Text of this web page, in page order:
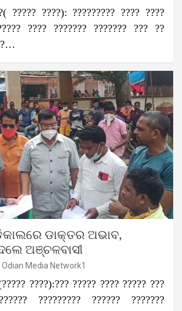
????? ????): ????????? ???? ????
???? ??????? ??????? ??? ??
ଡାକ୍ତର ଅଭାବ,
ଅଞ୍ଚଳବାସୀ
Odian Media Network1
????):??? ????? ???? ????? ???
????????? ?????? ???????